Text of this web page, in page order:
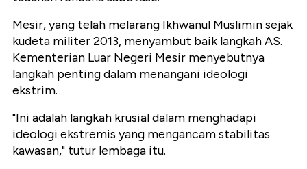
Mesir, yang telah melarang Ikhwanul Muslimin sejak
kudeta militer 2013, menyambut baik langkah AS.
Kementerian Luar Negeri Mesir menyebutnya
langkah penting dalam menangani ideologi
ekstrim.
"Ini adalah langkah krusial dalam menghadapi
ideologi ekstremis yang mengancam stabilitas
kawasan," tutur lembaga itu.